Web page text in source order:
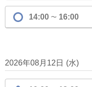
14:00 〜 16:00
2026年08月12日 (水)